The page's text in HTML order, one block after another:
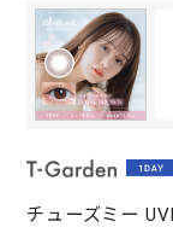
チューズミー